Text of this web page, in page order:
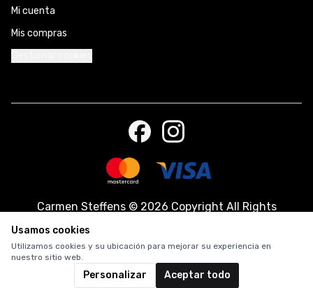
Mi cuenta
Mis compras
Carmen Steffens© 2026 Copyright All Rights
Usamos cookies
Utilizamos cookies y su ubicación para mejorar su experiencia en
nuestro sitio web.
Personalizar Aceptar todo